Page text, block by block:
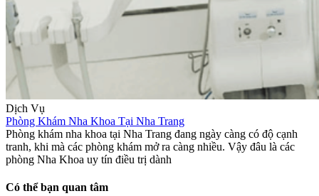
Dịch Vụ
Phòng Khám Nha Khoa Tại Nha Trang
Phòng khám nha khoa tại Nha Trang đang ngày càng có độ cạnh
tranh, khi mà các phòng khám mở ra càng nhiều. Vậy đâu là các
phòng Nha Khoa uy tín điều trị dành
Có thể bạn quan tâm